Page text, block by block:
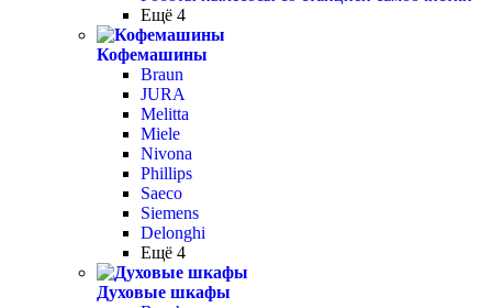
Ещё 4
Кофемашины
Braun
JURA
Melitta
Miele
Nivona
Phillips
Saeco
Siemens
Delonghi
Ещё 4
Духовые шкафы